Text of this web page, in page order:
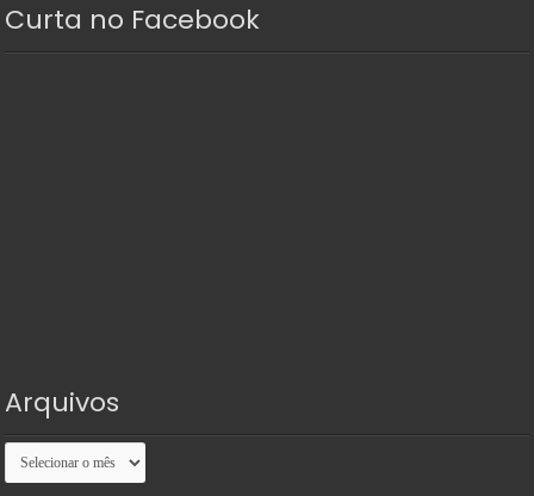
Curta no Facebook
Arquivos
Arquivos